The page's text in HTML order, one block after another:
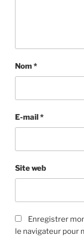
Nom*
E-mail*
Site web
Enregistrer
le navigateur pour